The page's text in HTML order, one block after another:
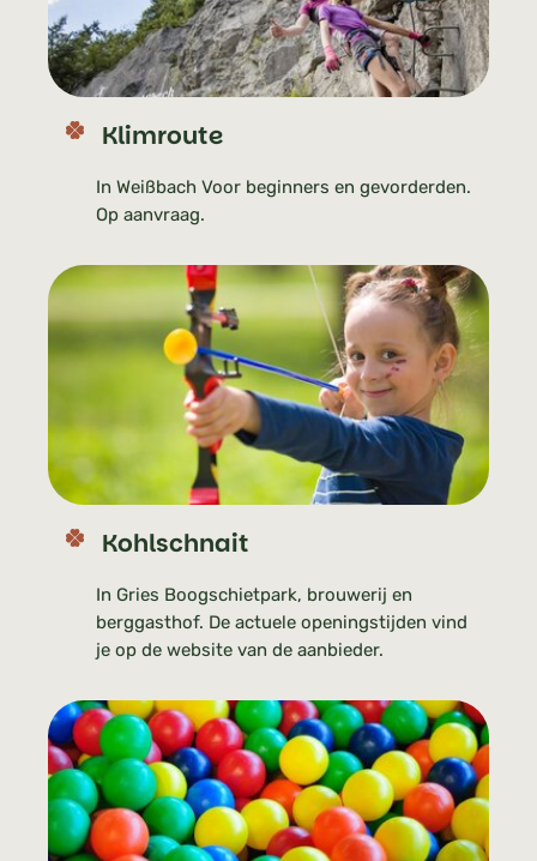
Klimroute
In Weißbach Voor beginners en gevorderden.
Op aanvraag.
Kohlschnait
In Gries Boogschietpark, brouwerij en
berggasthof. De actuele openingstijden vind
je op de website van de aanbieder.